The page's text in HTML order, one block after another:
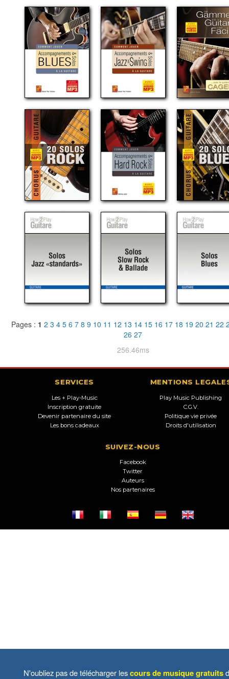
Pages : 1 2 3 4 5 6 7 8 9 10 11 12 13 14 15 16 17 18 19 20 21 22
26 27
256.46ms
SERVICES
Les + Play-Music
Inscription gratuite
Devenir partenaire du site
Les bons cadeaux
MENTIONS
Play Music Publishing
C.G.V.
Politique vie privée
Droits d'utilisation
SUIVEZ-NOUS
Facebook
Twitter
Auteurs
Nos partenaires
N'oubliez pas de télécharger lescours de musique gratuits